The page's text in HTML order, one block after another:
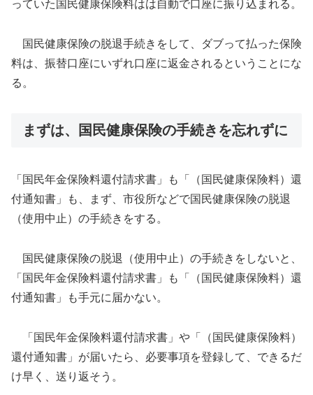
っていた国民健康保険料はは自動で口座に振り込まれる。
国民健康保険の脱退手続きをして、ダブって払った保険
料は、振替口座にいずれ口座に返金されるということにな
る。
まずは、国民健康保険の手続きを忘れずに
「国民年金保険料還付請求書」も「（国民健康保険料）還
付通知書」も、まず、市役所などで国民健康保険の脱退
（使用中止）の手続きをする。
国民健康保険の脱退（使用中止）の手続きをしないと、
「国民年金保険料還付請求書」も「（国民健康保険料）還
付通知書」も手元に届かない。
「国民年金保険料還付請求書」や「（国民健康保険料）
還付通知書」が届いたら、必要事項を登録して、できるだ
け早く、送り返そう。